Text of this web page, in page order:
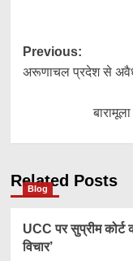
Post
Previous:
अरूणाचल प्रदेश से अवैध
Related Posts
Blog
UCC पर सुप्रीम
विचार’